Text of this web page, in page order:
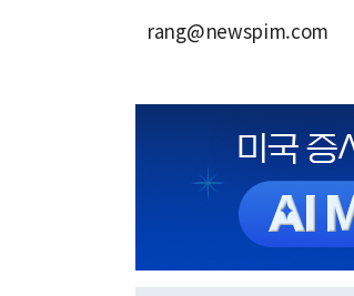
rang@newspim.com